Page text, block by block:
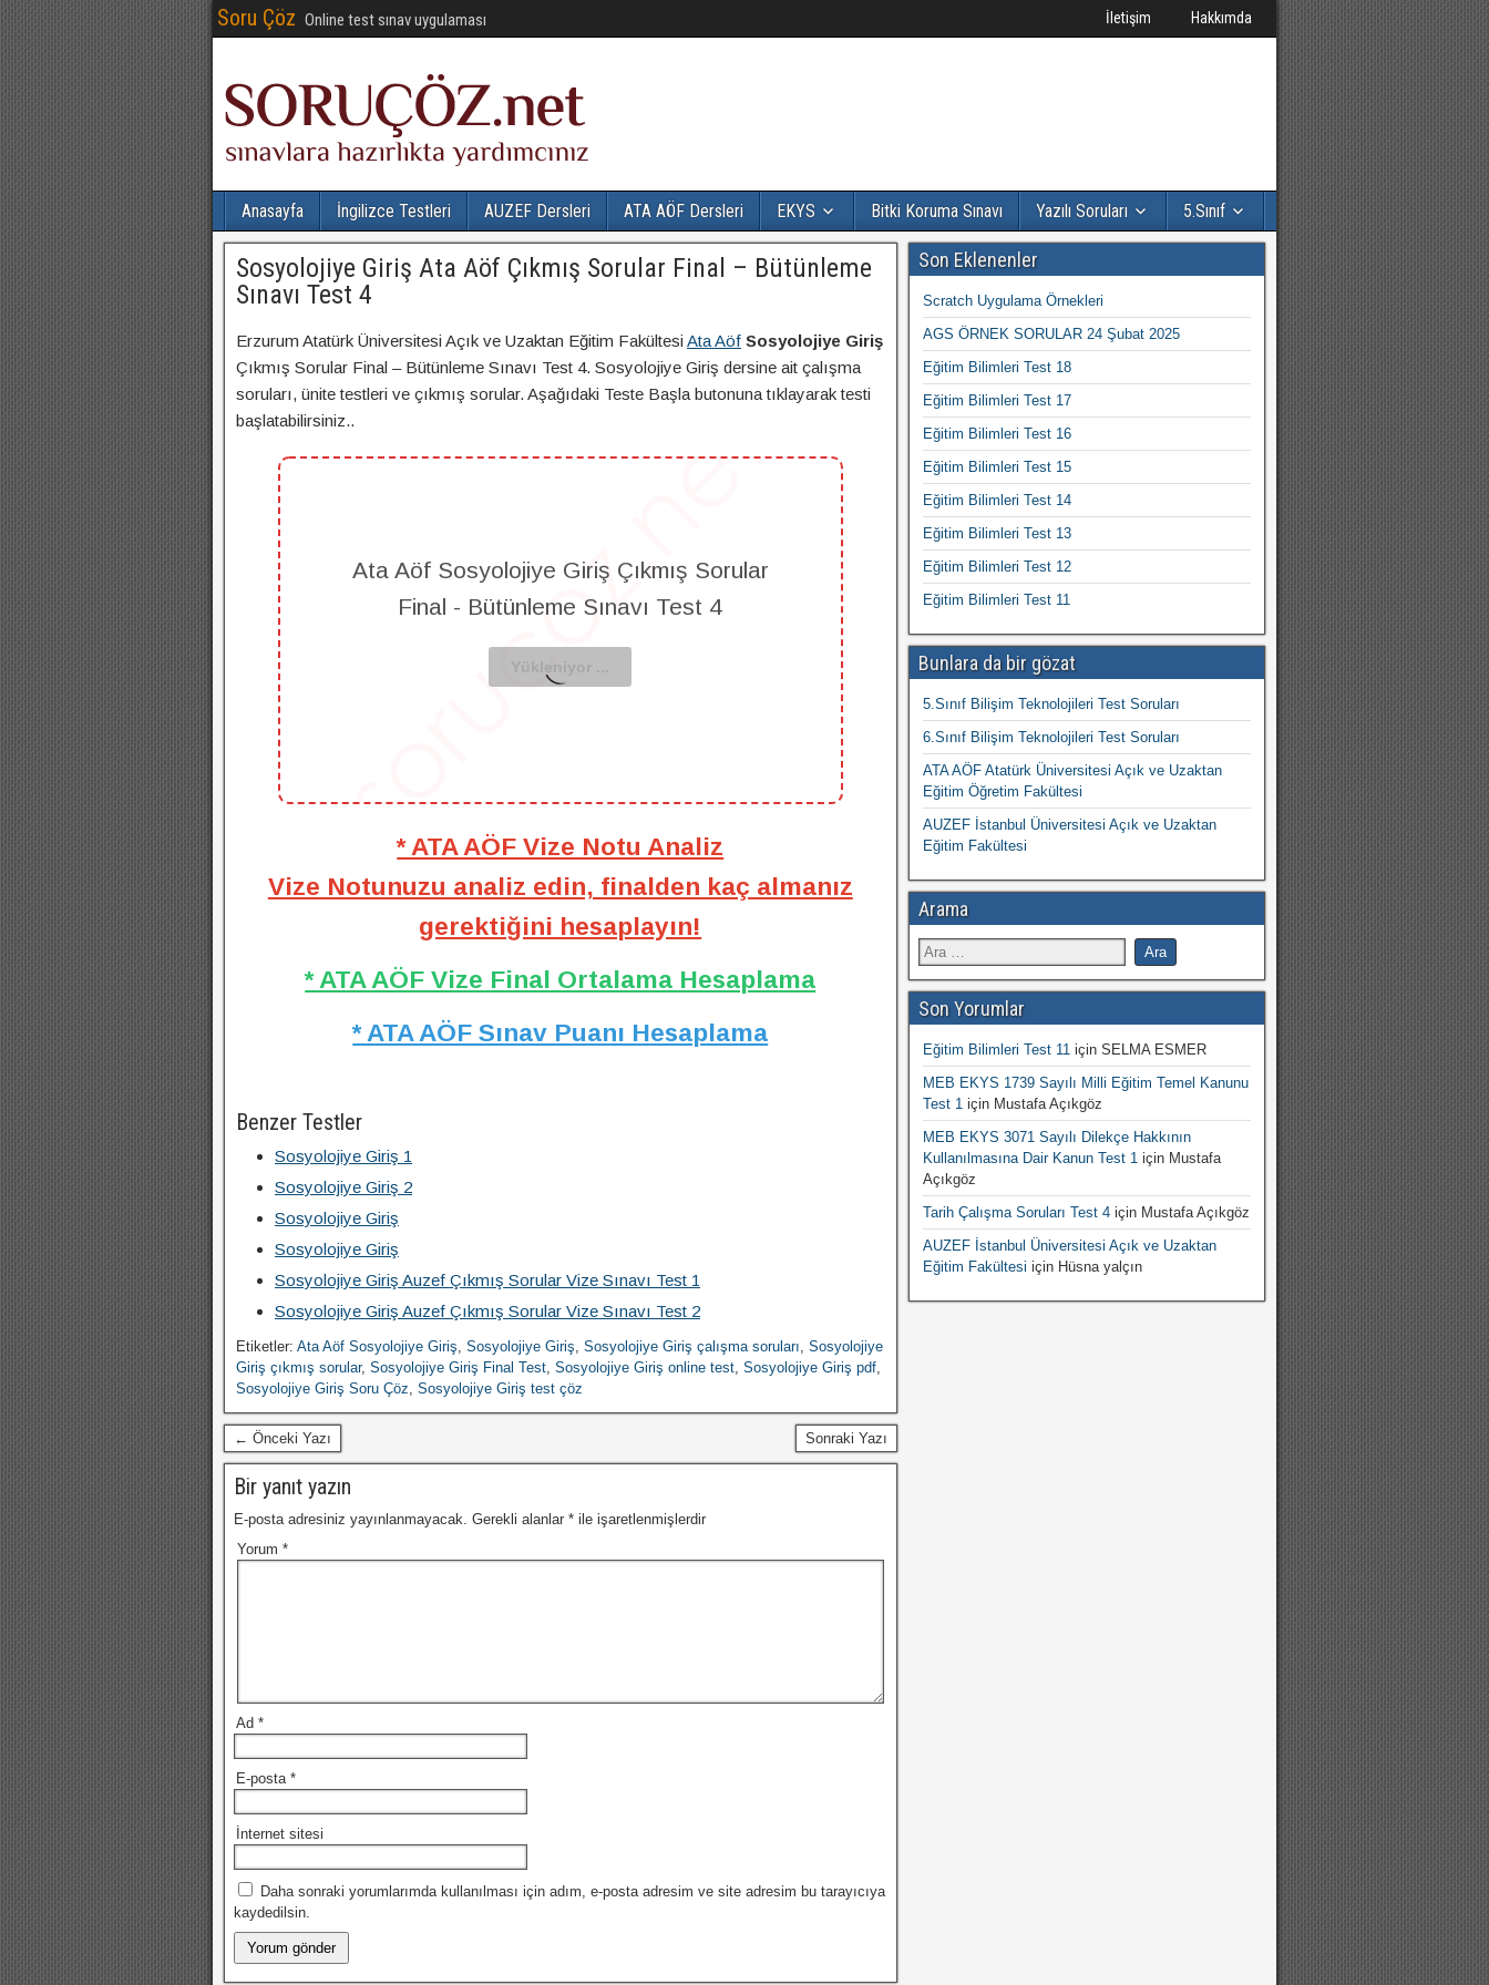
Soru Çöz Online test sınav uygulaması İletişim Hakkımda
Anasayfa İngilizce Testleri AUZEF Dersleri ATA AÖF Dersleri EKYS Bitki Koruma Sınavı Yazılı Soruları 5.Sınıf
Sosyolojiye Giriş Ata Aöf Çıkmış Sorular Final – Bütünleme
Sınavı Test 4
Erzurum Atatürk Üniversitesi Açık ve Uzaktan Eğitim Fakültesi Ata Aöf Sosyolojiye Giriş
Çıkmış Sorular Final – Bütünleme Sınavı Test 4. Sosyolojiye Giriş dersine ait çalışma
soruları, ünite testleri ve çıkmış sorular. Aşağıdaki Teste Başla butonuna tıklayarak testi
başlatabilirsiniz..
Ata Aöf Sosyolojiye Giriş Çıkmış Sorular
Final - Bütünleme Sınavı Test 4
* ATA AÖF Vize Notu Analiz
Vize Notunuzu analiz edin, finalden kaç almanız
gerektiğini hesaplayın!
* ATA AÖF Vize Final Ortalama Hesaplama
* ATA AÖF Sınav Puanı Hesaplama
Benzer Testler
Sosyolojiye Giriş 1
Sosyolojiye Giriş 2
Sosyolojiye Giriş
Sosyolojiye Giriş
Sosyolojiye Giriş Auzef Çıkmış Sorular Vize Sınavı Test 1
Sosyolojiye Giriş Auzef Çıkmış Sorular Vize Sınavı Test 2
Etiketler: Ata Aöf Sosyolojiye Giriş, Sosyolojiye Giriş, Sosyolojiye Giriş çalışma soruları, Sosyolojiye
Giriş çıkmış sorular, Sosyolojiye Giriş Final Test, Sosyolojiye Giriş online test, Sosyolojiye Giriş pdf,
Sosyolojiye Giriş Soru Çöz, Sosyolojiye Giriş test çöz
← Önceki Yazı Sonraki Yazı
Bir yanıt yazın
E-posta adresiniz yayınlanmayacak. Gerekli alanlar * ile işaretlenmişlerdir
Yorum *
Ad *
E-posta *
İnternet sitesi
Daha sonraki yorumlarımda kullanılması için adım, e-posta adresim ve site adresim bu tarayıcıya
kaydedilsin.
Son Eklenenler
Scratch Uygulama Örnekleri
AGS ÖRNEK SORULAR 24 Şubat 2025
Eğitim Bilimleri Test 18
Eğitim Bilimleri Test 17
Eğitim Bilimleri Test 16
Eğitim Bilimleri Test 15
Eğitim Bilimleri Test 14
Eğitim Bilimleri Test 13
Eğitim Bilimleri Test 12
Eğitim Bilimleri Test 11
Bunlara da bir gözat
5.Sınıf Bilişim Teknolojileri Test Soruları
6.Sınıf Bilişim Teknolojileri Test Soruları
ATA AÖF Atatürk Üniversitesi Açık ve Uzaktan
Eğitim Öğretim Fakültesi
AUZEF İstanbul Üniversitesi Açık ve Uzaktan
Eğitim Fakültesi
Arama
Son Yorumlar
Eğitim Bilimleri Test 11için SELMA ESMER
MEB EKYS 1739 Sayılı Milli Eğitim Temel Kanunu
Test 1için Mustafa Açıkgöz
MEB EKYS 3071 Sayılı Dilekçe Hakkının
Kullanılmasına Dair Kanun Test 1için Mustafa
Açıkgöz
Tarih Çalışma Soruları Test 4için Mustafa Açıkgöz
AUZEF İstanbul Üniversitesi Açık ve Uzaktan
Eğitim Fakültesi için Hüsna yalçın